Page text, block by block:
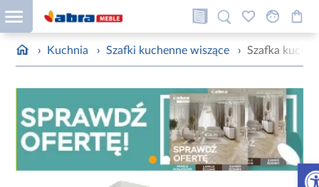
› Kuchnia › Szafki kuchenne wiszące › Szafka